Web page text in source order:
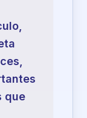
que